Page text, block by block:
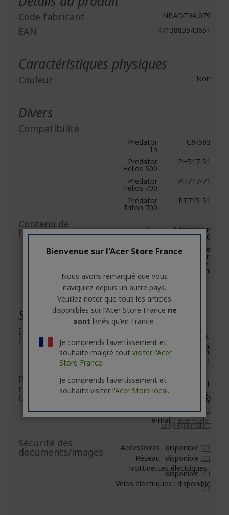
Code fabricant NP.ADT0A.079
EAN 4713883543651
Caractéristiques physiques
Couleur Noir
Divers
Compatibilité
Predator
15
G9-593
Predator
Helios 500
PH517-51
Predator
Helios 700
PH717-71
Predator
Triton 700
PT715-51
Contenu de
l'emballage Adaptateur
Secteur APS646
Câble
d'alimentation
EU et Royaume-
Uni
Sécurité générale des produits
Informations du
fabricant
Acer Inc.
8F, No. 88, Section 1, Xin Tai
5th Road, Xizhi
New Taipei City 221
Personne
responsable
UE/Importateur UE
Acer Italy S.r.l.
Viale delle Industrie 1/A,
20044 Arese (MI), Italy
https://www.acer.com/it-it
e-mail :acer-italy-
srl@legalmail.it
Sécurité des
documents/images Accessoires : disponible ICI
Réseau : disponible ICI
Trottinettes électriques :
disponibleICI
Vélos électriques : disponible
ICI
Bienvenue sur l'Acer Store France
Nous avons remarqué que vous
naviguiez depuis un autre pays.
Veuillez noter que tous les articles
disponibles sur l'Acer Store France ne
sont livrés qu'en France.
Je comprends l'avertissement et
souhaite malgré tout visiter l'Acer
Store France.
Je comprends l'avertissement et
souhaite visiter l'Acer Store local.